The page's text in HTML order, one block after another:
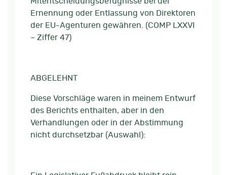
Ernennung oder Entlassung von Direktoren
der EU-Agenturen gewähren. (COMP LXXVI
– Ziffer 47)
ABGELEHNT
Diese Vorschläge waren in meinem Entwurf
des Berichts enthalten, aber in den
Verhandlungen oder in der Abstimmung
nicht durchsetzbar (Auswahl):